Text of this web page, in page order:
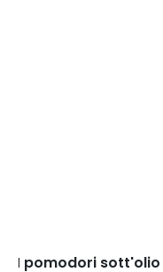
I pomodori sott'olio